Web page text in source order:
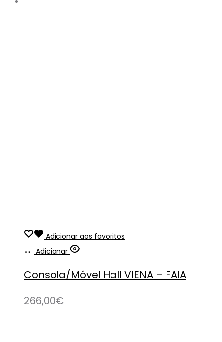
Adicionar aos favoritos
Adicionar
Consola/Móvel Hall VIENA – FAIA
266,00€